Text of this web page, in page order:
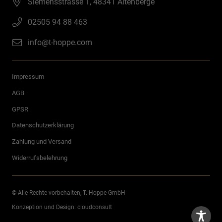
Siemensstrasse 1, 48341 Altenberge
02505 94 88 463
info@t-hoppe.com
Impressum
AGB
GPSR
Datenschutzerklärung
Zahlung und Versand
Widerrufsbelehrung
© Alle Rechte vorbehalten, T. Hoppe GmbH
Konzeption und Design: cloudconsult